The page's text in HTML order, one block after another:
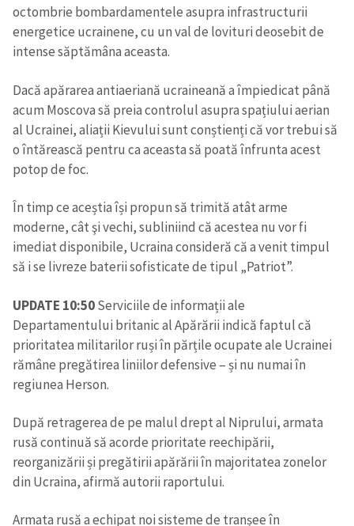
octombrie bombardamentele asupra infrastructurii
energetice ucrainene, cu un val de lovituri deosebit de
intense săptămâna aceasta.
Dacă apărarea antiaeriană ucraineană a împiedicat până
acum Moscova să preia controlul asupra spațiului aerian
al Ucrainei, aliații Kievului sunt conștienți că vor trebui să
o întărească pentru ca aceasta să poată înfrunta acest
potop de foc.
În timp ce aceștia își propun să trimită atât arme
moderne, cât şi vechi, subliniind că acestea nu vor fi
imediat disponibile, Ucraina consideră că a venit timpul
să i se livreze baterii sofisticate de tipul „Patriot”.
UPDATE 10:50Serviciile de informații ale
Departamentului britanic al Apărării indică faptul că
prioritatea militarilor ruși în părțile ocupate ale Ucrainei
rămâne pregătirea liniilor defensive – și nu numai în
regiunea Herson.
După retragerea de pe malul drept al Niprului, armata
rusă continuă să acorde prioritate reechipării,
reorganizării și pregătirii apărării în majoritatea zonelor
din Ucraina, afirmă autorii raportului.
Armata rusă a echipat noi sisteme de tranșee în
CONTACT SURSĂ
Sursă anonimă
Nume+ Numele meu
Email+ Emailul meu
Am citit și sunt de
acord cu politica de
confidențialitate.